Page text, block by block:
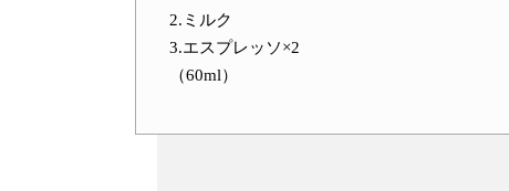
2.ミルク
3.エスプレッソ×2
（60ml）